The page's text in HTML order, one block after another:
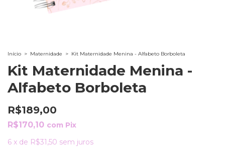
Início > Maternidade > Kit Maternidade Menina - Alfabeto Borboleta
Kit Maternidade Menina -
Alfabeto Borboleta
R$189,00
R$170,10 com Pix
6 x de R$31,50 sem juros